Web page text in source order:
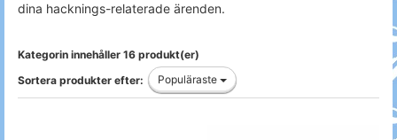
dina hacknings-relaterade ärenden.
Kategorin innehåller 16 produkt(er)
Sortera produkter efter:
Populäraste